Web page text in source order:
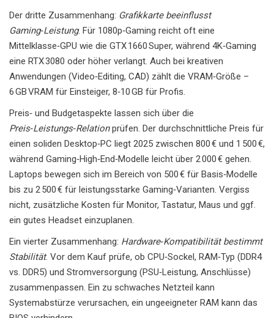
Der dritte Zusammenhang: Grafikkarte beeinflusst
Gaming‑Leistung. Für 1080p‑Gaming reicht oft eine
Mittelklasse‑GPU wie die GTX 1660 Super, während 4K‑Gaming
eine RTX 3080 oder höher verlangt. Auch bei kreativen
Anwendungen (Video‑Editing, CAD) zählt die VRAM‑Größe –
6 GB VRAM für Einsteiger, 8‑10 GB für Profis.
Preis‑ und Budgetaspekte lassen sich über die
Preis‑Leistungs‑Relationprüfen. Der durchschnittliche Preis für
einen soliden Desktop‑PC liegt 2025 zwischen 800 € und 1 500 €,
während Gaming‑High‑End‑Modelle leicht über 2 000 € gehen.
Laptops bewegen sich im Bereich von 500 € für Basis‑Modelle
bis zu 2 500 € für leistungsstarke Gaming‑Varianten. Vergiss
nicht, zusätzliche Kosten für Monitor, Tastatur, Maus und ggf.
ein gutes Headset einzuplanen.
Ein vierter Zusammenhang: Hardware‑Kompatibilität bestimmt
Stabilität. Vor dem Kauf prüfe, ob CPU‑Sockel, RAM‑Typ (DDR4
vs. DDR5) und Stromversorgung (PSU‑Leistung, Anschlüsse)
zusammenpassen. Ein zu schwaches Netzteil kann
Systemabstürze verursachen, ein ungeeigneter RAM kann das